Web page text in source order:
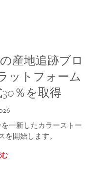
産地追跡ブロ
ットフォーム
30％を取得
一新したカラーストー
を開始します。